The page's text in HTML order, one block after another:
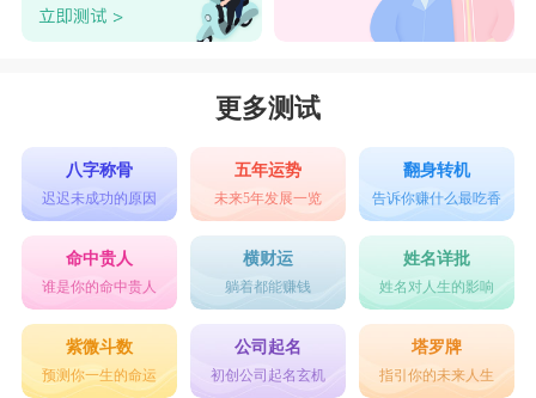
更多测试
八字称骨
迟迟未成功的原因
五年运势
未来5年发展一览
翻身转机
告诉你赚什么最吃香
命中贵人
谁是你的命中贵人
横财运
躺着都能赚钱
姓名详批
姓名对人生的影响
紫微斗数
预测你一生的命运
公司起名
初创公司起名玄机
塔罗牌
指引你的未来人生